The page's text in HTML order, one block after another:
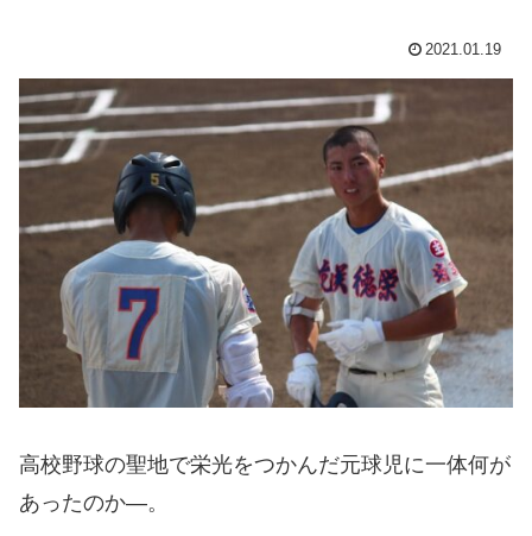
2021.01.19
高校野球の聖地で栄光をつかんだ元球児に一体何が
あったのか―。